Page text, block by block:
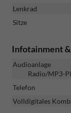
Lenkrad
Sitze
Infotainment
Audioanlage
Radio/MP3-
Telefon
Volldigitales